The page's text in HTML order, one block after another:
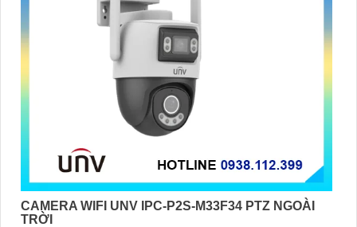
CAMERA WIFI UNV IPC-P2S-M33F34 PTZ NGOÀI
TRỜI